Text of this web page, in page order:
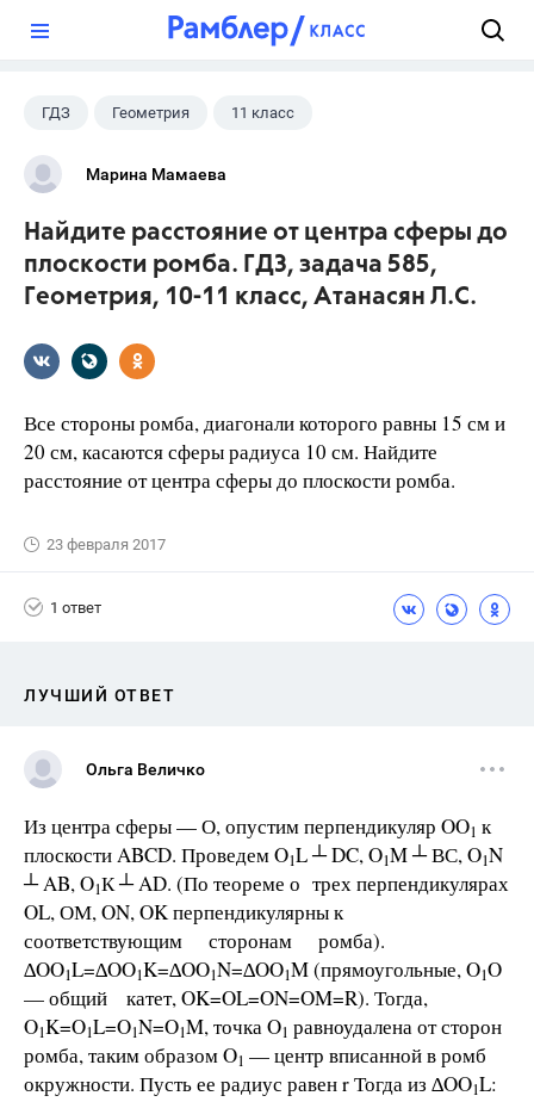
ГДЗ Геометрия 11 класс
10 класс
Марина Мамаева
Найдите расстояние от центра сферы до
плоскости ромба. ГДЗ, задача 585,
Геометрия, 10-11 класс, Атанасян Л.С.
Все стороны ромба, диагонали которого равны 15 см и
20 см, касаются сферы радиуса 10 см. Найдите
расстояние от центра сферы до плоскости ромба.
23 февраля 2017
1 ответ
ЛУЧШИЙ ОТВЕТ
Ольга Величко
Из центра сферы — О, опустим перпендикуляр OO1 к
плоскости ABCD. Проведем O1L ┴ DC, O1M ┴ ВС, O1N
┴ AB, O1К ┴ AD. (По теореме о трех перпендикулярах
OL, ОМ, ON, OK перпендикулярны к
соответствующим сторонам ромба).
∆OO1L=∆OO1K=∆OO1N=∆OO1M (прямоугольные, O1O
— общий катет, OK=OL=ON=OM=R). Тогда,
O1K=O1L=O1Ν=O1Μ, точка Ο1 равноудалена от сторон
ромба, таким образом O1 — центр вписанной в ромб
окружности. Пусть ее радиус равен r Тогда из ∆OO1L: